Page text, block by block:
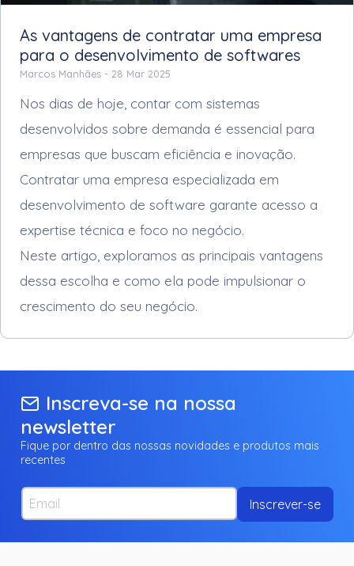
As vantagens de contratar uma empresa
para o desenvolvimento de softwares
Marcos Manhães - 28 Mar 2025
Nos dias de hoje, contar com sistemas
desenvolvidos sobre demanda é essencial para
empresas que buscam eficiência e inovação.
Contratar uma empresa especializada em
desenvolvimento de software garante acesso a
expertise técnica e foco no negócio.
Neste artigo, exploramos as principais vantagens
dessa escolha e como ela pode impulsionar o
crescimento do seu negócio.
Inscreva-se na nossa
newsletter
Fique por dentro das nossas novidades e produtos mais
recentes
Email
Inscrever-se